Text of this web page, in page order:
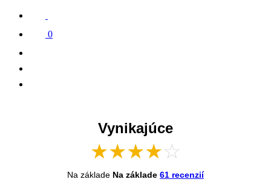
0
Vynikajúce
★★★★☆
Na základe Na základe 61 recenzií